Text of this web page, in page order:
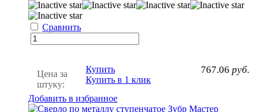
Сравнить
Цена за
штуку:
767.06 руб.
Купить
Купить в 1 клик
Добавить в избранное